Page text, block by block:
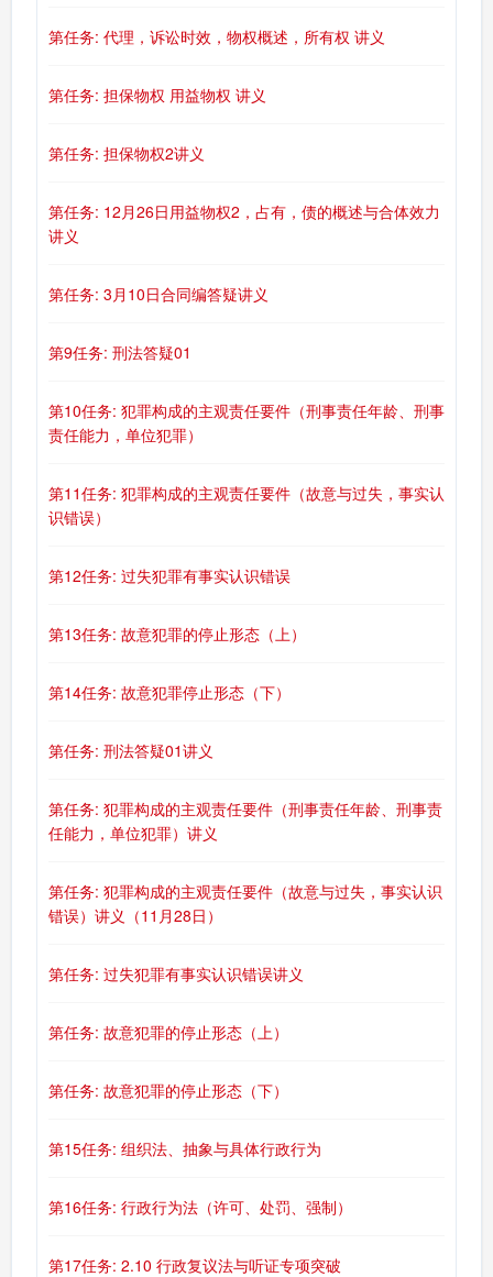
第任务: 代理，诉讼时效，物权概述，所有权 讲义
第任务: 担保物权 用益物权 讲义
第任务: 担保物权2讲义
第任务: 12月26日用益物权2，占有，债的概述与合体效力
讲义
第任务: 3月10日合同编答疑讲义
第9任务: 刑法答疑01
第10任务: 犯罪构成的主观责任要件（刑事责任年龄、刑事
责任能力，单位犯罪）
第11任务: 犯罪构成的主观责任要件（故意与过失，事实认
识错误）
第12任务: 过失犯罪有事实认识错误
第13任务: 故意犯罪的停止形态（上）
第14任务: 故意犯罪停止形态（下）
第任务: 刑法答疑01讲义
第任务: 犯罪构成的主观责任要件（刑事责任年龄、刑事责
任能力，单位犯罪）讲义
第任务: 犯罪构成的主观责任要件（故意与过失，事实认识
错误）讲义（11月28日）
第任务: 过失犯罪有事实认识错误讲义
第任务: 故意犯罪的停止形态（上）
第任务: 故意犯罪的停止形态（下）
第15任务: 组织法、抽象与具体行政行为
第16任务: 行政行为法（许可、处罚、强制）
第17任务: 2.10 行政复议法与听证专项突破